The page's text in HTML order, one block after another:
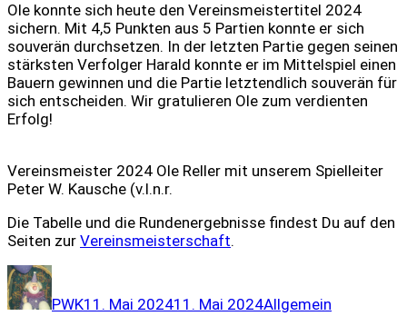
Ole konnte sich heute den Vereinsmeistertitel 2024
sichern. Mit 4,5 Punkten aus 5 Partien konnte er sich
souverän durchsetzen. In der letzten Partie gegen seinen
stärksten Verfolger Harald konnte er im Mittelspiel einen
Bauern gewinnen und die Partie letztendlich souverän für
sich entscheiden. Wir gratulieren Ole zum verdienten
Erfolg!
Vereinsmeister 2024 Ole Reller mit unserem Spielleiter
Peter W. Kausche (v.l.n.r.
Die Tabelle und die Rundenergebnisse findest Du auf den
Seiten zur Vereinsmeisterschaft.
Autor
PWK11. Mai 202411. Mai 2024Allgemein